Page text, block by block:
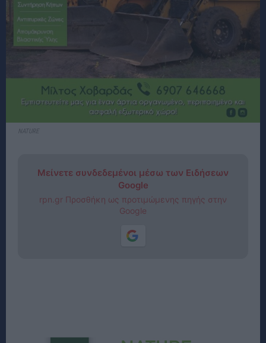
NATURE
Μείνετε συνδεδεμένοι μέσω των Ειδήσεων
Google
rpn.gr Προσθήκη ως προτιμώμενης πηγής στην
Google